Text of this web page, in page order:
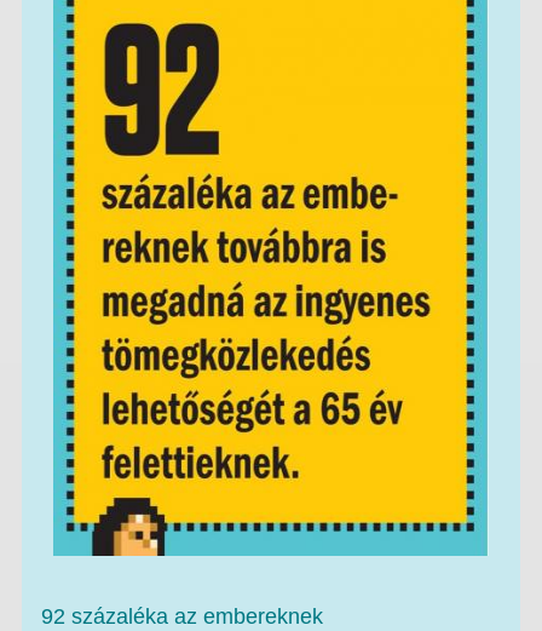
92 százaléka az embereknek